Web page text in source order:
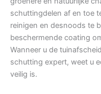
schuttingdelen af en toe
reinigen en desnoods te
beschermende coating
Wanneer u de
schutting expert, weet u
veilig is.